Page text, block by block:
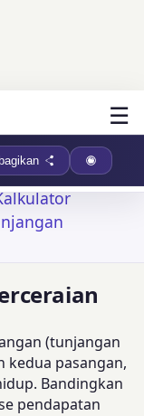
☰
(tunjangan
kedua pasangan,
Bandingkan
pendapatan